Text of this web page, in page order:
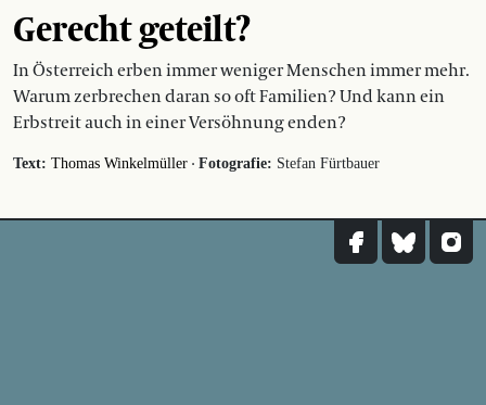
Gerecht geteilt?
In Österreich erben immer weniger Menschen immer mehr.
Warum zerbrechen daran so oft Familien? Und kann ein
Erbstreit auch in einer Versöhnung enden?
Text: Thomas Winkelmüller · Fotografie: Stefan Fürtbauer